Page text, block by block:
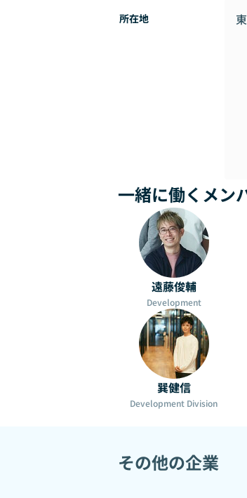
組むため、「自社事業」
- リモートワーク、フレッ
所在地
一緒に働くメン
遠藤俊輔
Development
巽健信
Development Division
その他の企業